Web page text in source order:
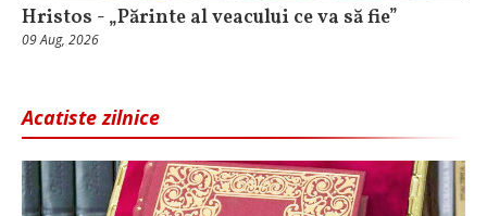
Hristos - „Părinte al veacului ce va să fie”
09 Aug, 2026
Acatiste zilnice